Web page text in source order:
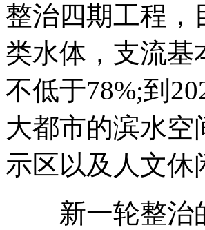
整治四期工程，
类水体，支流
不低于78%;到
大都市的滨水空
示区以及人文休
新一轮整治的